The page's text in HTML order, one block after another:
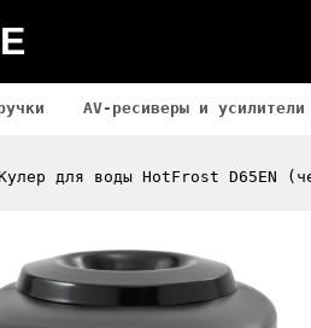
AV-ресиверы и усилители
для воды HotFrost D65EN